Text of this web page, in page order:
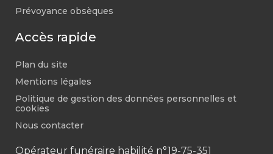
Prévoyance obsèques
Accès rapide
Plan du site
Mentions légales
Politique de gestion des données personnelles et
cookies
Nous contacter
Opérateur funéraire habilité n°19-75-351